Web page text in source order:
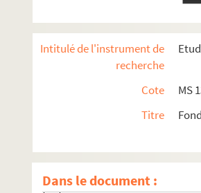
Intitulé de l'instrument de
recherche
Cote
MS
Titre
Dans le document :
Notes sur l'Eglise française
Notes sur l'Eglise française
L'Alsace pendant la
L'Alsace pendant la
L'Alsace pendant la